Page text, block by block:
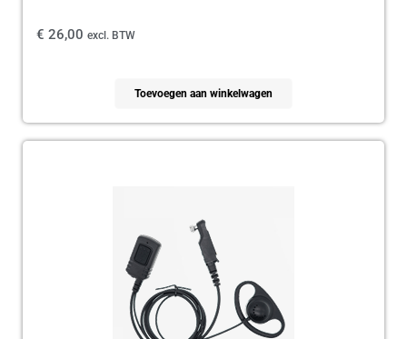
€ 26,00 excl. BTW
Toevoegen aan winkelwagen